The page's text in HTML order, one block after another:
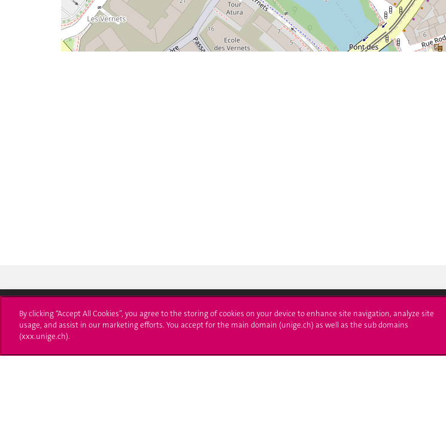
Université de Genève
24 rue du Général-Dufour
S'inscrire à l'UNIGE
Immatriculations UNIGE
By clicking “Accept All Cookies”, you agree to the storing of cookies on your device to enhance site navigation, analyze site
usage, and assist in our marketing efforts. You accept for the main domain (unige.ch) as well as the sub domains
(xxx.unige.ch).